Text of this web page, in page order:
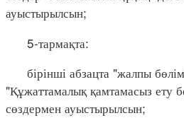
ауыстырылсын;
5-тармақта:
бірінші абзацта "жалпы
"Құжаттамалық қамтамасыз ету
сөздермен ауыстырылсын;